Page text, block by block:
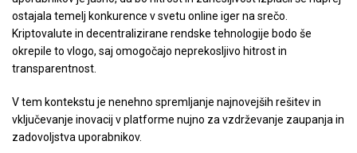
ostajala temelj konkurence v svetu online iger na srečo.
Kriptovalute in decentralizirane rendske tehnologije bodo še
okrepile to vlogo, saj omogočajo neprekosljivo hitrost in
transparentnost.
V tem kontekstu je nenehno spremljanje najnovejših rešitev in
vključevanje inovacij v platforme nujno za vzdrževanje zaupanja in
zadovoljstva uporabnikov.